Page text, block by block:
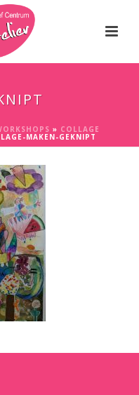
» COLLAGE
MAKEN-GEKNIPT